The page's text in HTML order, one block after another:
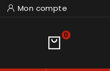
Mon compte
0